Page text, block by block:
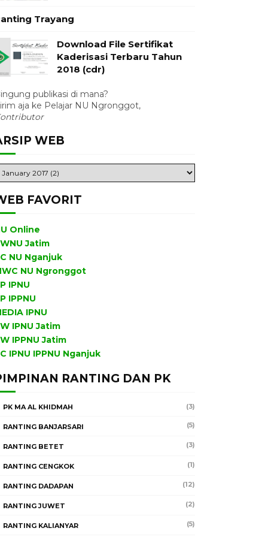
Trayang
Download File Sertifikat
Kaderisasi Terbaru Tahun
2018 (cdr)
publikasi di mana?
aja ke Pelajar NU Ngronggot,
WEB
FAVORIT
Online
Jatim
NU Nganjuk
NU Ngronggot
IPNU
IPPNU
IPNU
IPNU Jatim
IPPNU Jatim
IPNU IPPNU Nganjuk
RANTING DAN PK
PK MA AL KHIDMAH (3)
RANTING BANJARSARI (5)
RANTING BETET (3)
RANTING CENGKOK (1)
RANTING DADAPAN (12)
RANTING JUWET (2)
RANTING KALIANYAR (5)